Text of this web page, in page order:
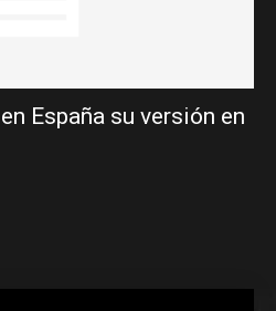
España su versión en